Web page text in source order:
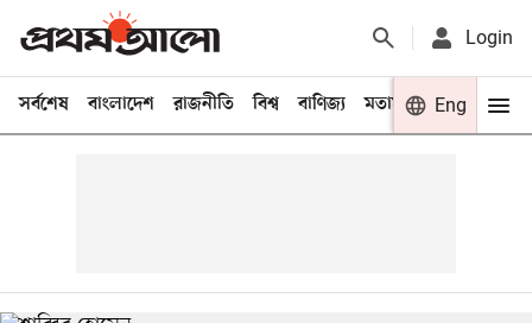
Login
সর্বশেষ বাংলাদেশ রাজনীতি বিশ্ব বাণিজ্য মতামত খেলা
Eng